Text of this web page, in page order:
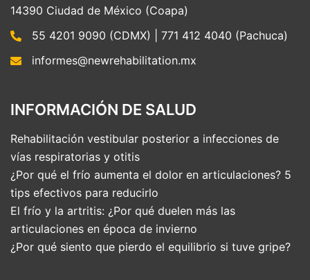
14390 Ciudad de México (Coapa)
55 4201 9090 (CDMX) | 771 412 4040 (Pachuca)
informes@newrehabilitation.mx
INFORMACIÓN DE SALUD
Rehabilitación vestibular posterior a infecciones de
vías respiratorias y otitis
¿Por qué el frío aumenta el dolor en articulaciones? 5
tips efectivos para reducirlo
El frío y la artritis: ¿Por qué duelen más las
articulaciones en época de invierno
¿Por qué siento que pierdo el equilibrio si tuve gripe?